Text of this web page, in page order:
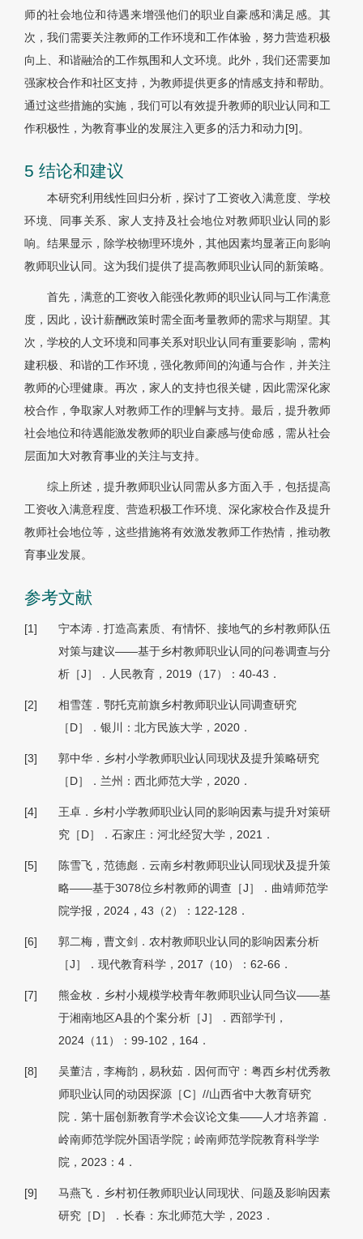
师的社会地位和待遇来增强他们的职业自豪感和满足感。其
次，我们需要关注教师的工作环境和工作体验，努力营造积极
向上、和谐融洽的工作氛围和人文环境。此外，我们还需要加
强家校合作和社区支持，为教师提供更多的情感支持和帮助。
通过这些措施的实施，我们可以有效提升教师的职业认同和工
作积极性，为教育事业的发展注入更多的活力和动力[9]。
5 结论和建议
本研究利用线性回归分析，探讨了工资收入满意度、学校
环境、同事关系、家人支持及社会地位对教师职业认同的影
响。结果显示，除学校物理环境外，其他因素均显著正向影响
教师职业认同。这为我们提供了提高教师职业认同的新策略。
首先，满意的工资收入能强化教师的职业认同与工作满意
度，因此，设计薪酬政策时需全面考量教师的需求与期望。其
次，学校的人文环境和同事关系对职业认同有重要影响，需构
建积极、和谐的工作环境，强化教师间的沟通与合作，并关注
教师的心理健康。再次，家人的支持也很关键，因此需深化家
校合作，争取家人对教师工作的理解与支持。最后，提升教师
社会地位和待遇能激发教师的职业自豪感与使命感，需从社会
层面加大对教育事业的关注与支持。
综上所述，提升教师职业认同需从多方面入手，包括提高
工资收入满意程度、营造积极工作环境、深化家校合作及提升
教师社会地位等，这些措施将有效激发教师工作热情，推动教
育事业发展。
参考文献
[1]
宁本涛．打造高素质、有情怀、接地气的乡村教师队伍
对策与建议——基于乡村教师职业认同的问卷调查与分
析［J］．人民教育，2019（17）：40-43．
[2]
相雪莲．鄂托克前旗乡村教师职业认同调查研究
［D］．银川：北方民族大学，2020．
[3]
郭中华．乡村小学教师职业认同现状及提升策略研究
［D］．兰州：西北师范大学，2020．
[4]
王卓．乡村小学教师职业认同的影响因素与提升对策研
究［D］．石家庄：河北经贸大学，2021．
[5]
陈雪飞，范德彪．云南乡村教师职业认同现状及提升策
略——基于3078位乡村教师的调查［J］．曲靖师范学
院学报，2024，43（2）：122-128．
[6]
郭二梅，曹文剑．农村教师职业认同的影响因素分析
［J］．现代教育科学，2017（10）：62-66．
[7]
熊金枚．乡村小规模学校青年教师职业认同刍议——基
于湘南地区A县的个案分析［J］．西部学刊，
2024（11）：99-102，164．
[8]
吴董洁，李梅韵，易秋茹．因何而守：粤西乡村优秀教
师职业认同的动因探源［C］//山西省中大教育研究
院．第十届创新教育学术会议论文集——人才培养篇．
岭南师范学院外国语学院；岭南师范学院教育科学学
院，2023：4．
[9]
马燕飞．乡村初任教师职业认同现状、问题及影响因素
研究［D］．长春：东北师范大学，2023．